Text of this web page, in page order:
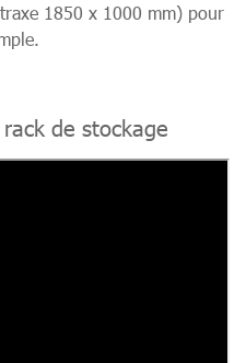
1850 x 1000 mm) pour
de stockage